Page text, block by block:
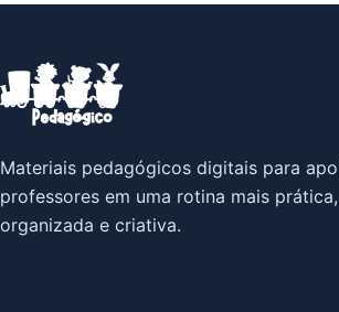
Materiais pedagógicos digitais para
professores em uma rotina mais prática,
organizada e criativa.